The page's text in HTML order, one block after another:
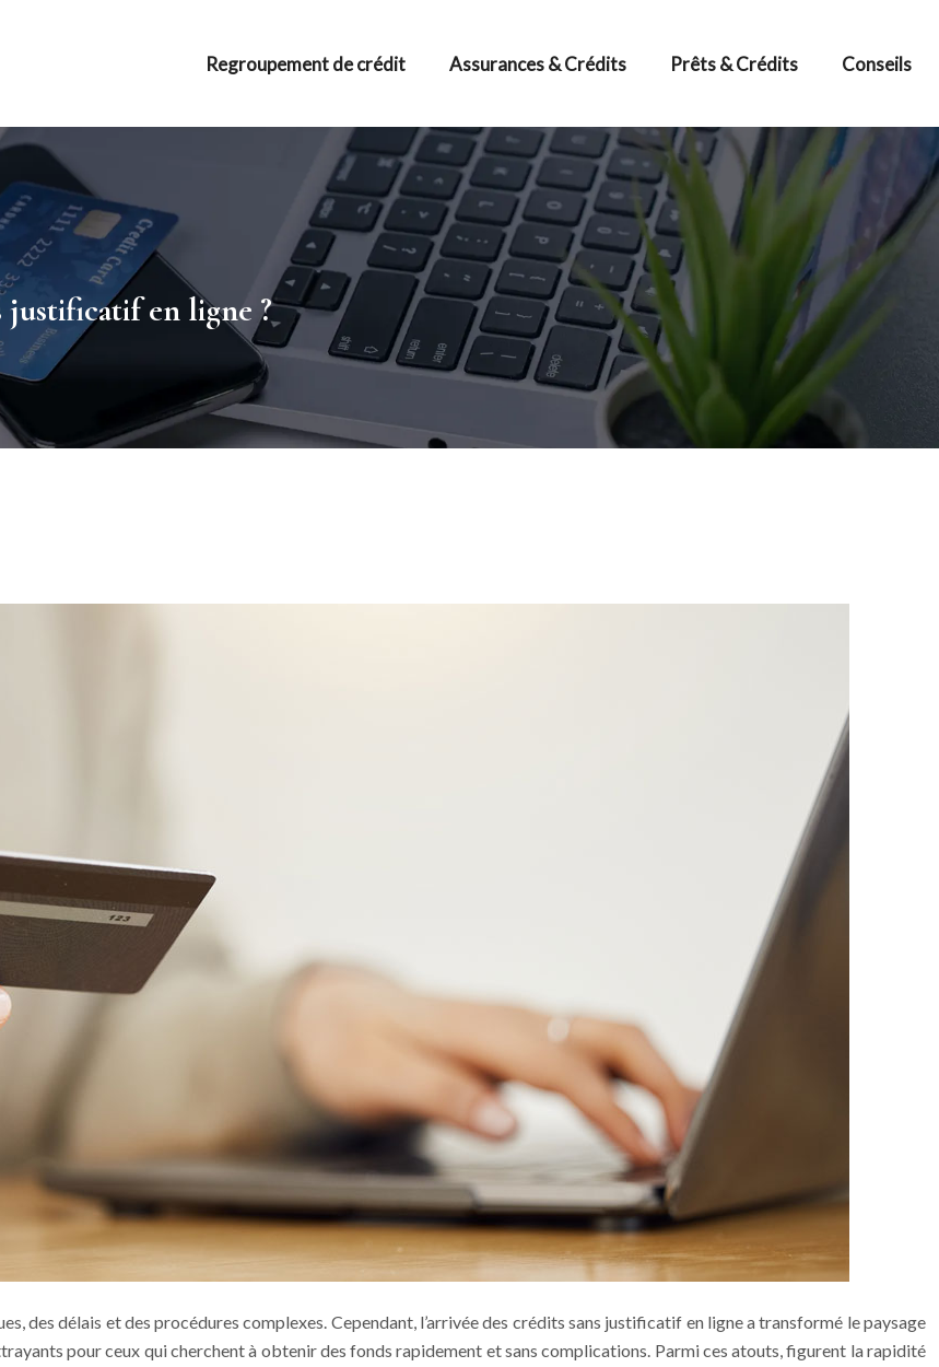
Regroupement de crédit Assurances & Crédits Prêts & Crédits Conseils
justificatif en ligne ?
des délais et des procédures complexes. Cependant, l’arrivée des crédits sans justificatif en ligne a transformé le paysage
pour ceux qui cherchent à obtenir des fonds rapidement et sans complications. Parmi ces atouts, figurent la rapidité